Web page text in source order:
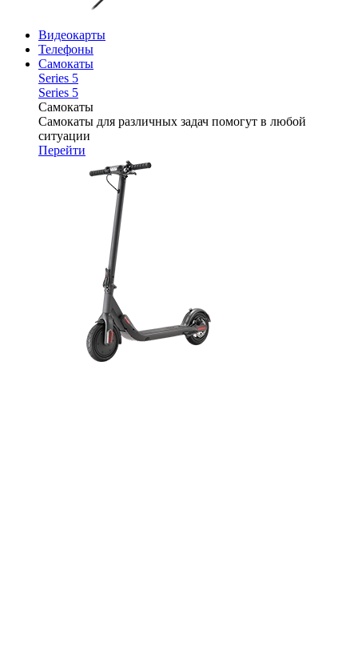
Видеокарты
Телефоны
Самокаты
Series 5
Series 5
Самокаты
Самокаты для различных задач помогут в любой
ситуации
Перейти